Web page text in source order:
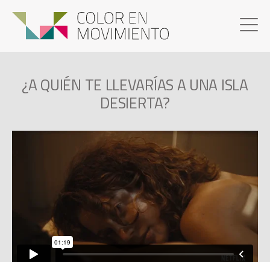
¿A QUIÉN TE LLEVARÍAS A UNA ISLA
DESIERTA?